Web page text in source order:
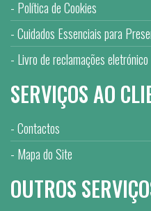
Política de Cookies
Cuidados Essenciais para
Livro de reclamações eletrónico
SERVIÇOS AO
Contactos
Mapa do Site
OUTROS